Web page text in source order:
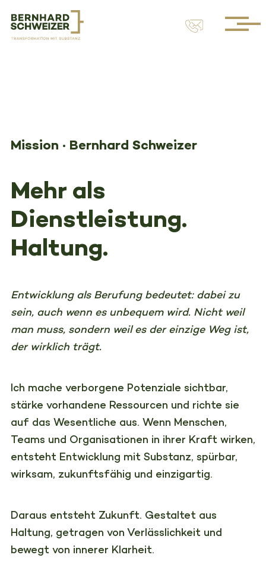
Mission · Bernhard Schweizer
Mehr als
Dienstleistung.
Haltung.
Entwicklung als Berufung bedeutet: dabei zu
sein, auch wenn es unbequem wird. Nicht weil
man muss, sondern weil es der einzige Weg ist,
der wirklich trägt.
Ich mache verborgene Potenziale sichtbar,
stärke vorhandene Ressourcen und richte sie
auf das Wesentliche aus. Wenn Menschen,
Teams und Organisationen in ihrer Kraft wirken,
entsteht Entwicklung mit Substanz, spürbar,
wirksam, zukunftsfähig und einzigartig.
Daraus entsteht Zukunft. Gestaltet aus
Haltung, getragen von Verlässlichkeit und
bewegt von innerer Klarheit.